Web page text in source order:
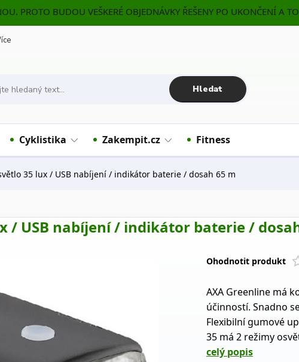
PROTO BUDOU VEŠKERÉ OBJEDNÁVKY ŘEŠENY PO UKONČENÍ A
Hledat
Cyklistika Zakempit.cz Fitness
35 lux / USB nabíjení / indikátor baterie / dosah 65 m
/ USB nabíjení / indikátor baterie /
Ohodnotit produkt
AXA Greenline má
účinností. Snadno
Flexibilní gumové
35 má 2 režimy
celý popis